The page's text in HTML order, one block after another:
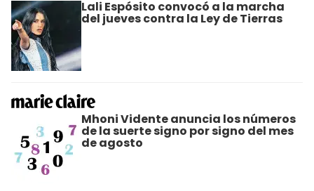
Lali Espósito convocó a la marcha
del jueves contra la Ley de Tierras
Mhoni Vidente anuncia los números
de la suerte signo por signo del mes
de agosto